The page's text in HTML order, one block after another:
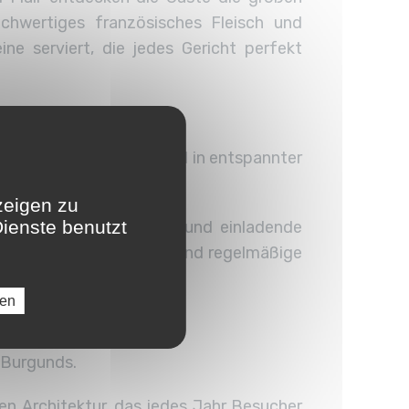
französisches Fleisch und
serviert, die jedes Gericht perfekt
Ort, um den Abend in entspannter
schaffen eine warme und einladende
Themenabende und regelmäßige
zu
benutzt